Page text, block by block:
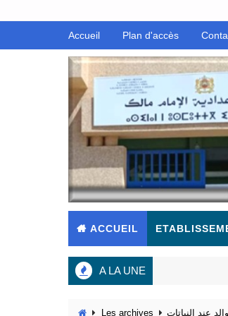
Accueil Plan d'accès
ACCUEIL
A LA UNE
Les archives عند النباتات